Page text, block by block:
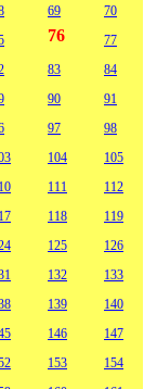
69
70
76
77
83
84
90
91
97
98
104
105
111
112
118
119
125
126
132
133
139
140
146
147
153
154